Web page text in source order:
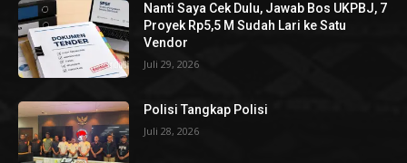
Nanti Saya Cek Dulu, Jawab Bos UKPBJ, 7
Proyek Rp5,5 M Sudah Lari ke Satu
Vendor
Juli 29, 2026
Polisi Tangkap Polisi
Juli 28, 2026